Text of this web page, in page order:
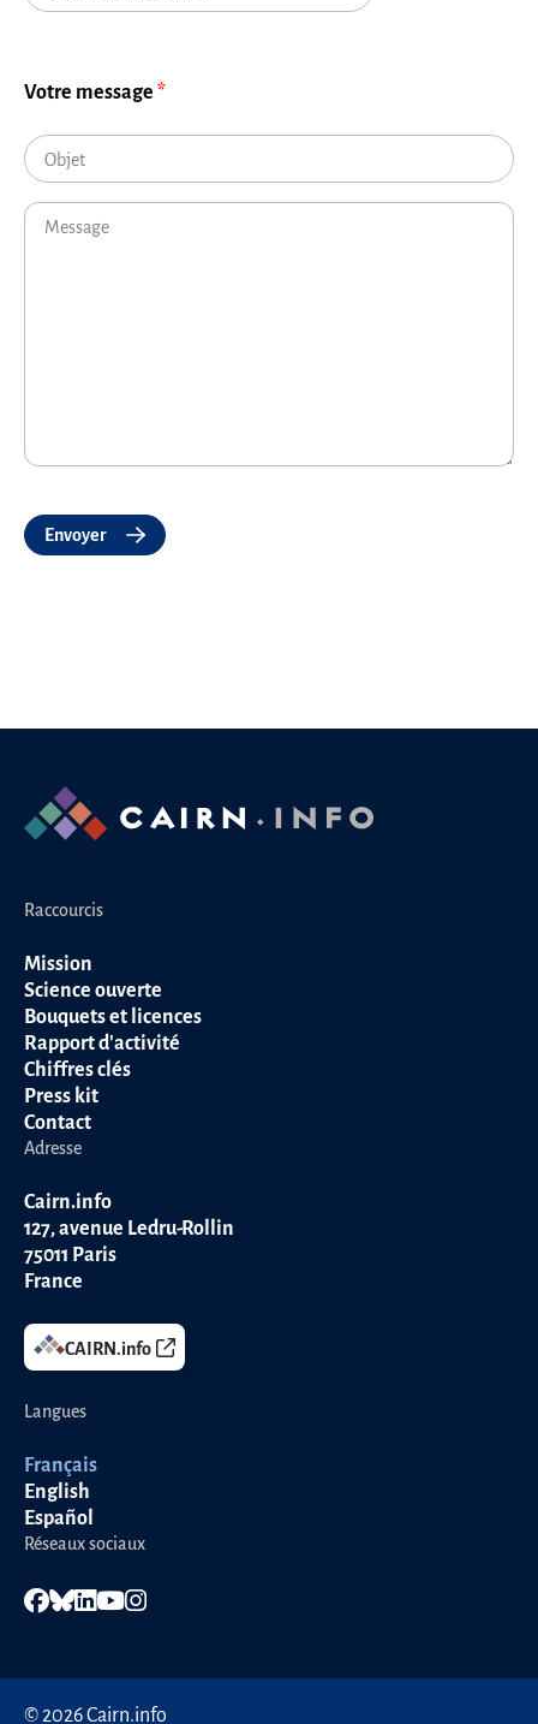
Votre message
Objet
Message
Raccourcis
Mission
Science ouverte
Bouquets et licences
Rapport d'activité
Chiffres clés
Press kit
Contact
Adresse
Cairn.info
127, avenue Ledru-Rollin
75011 Paris
France
CAIRN.info
Langues
Français
English
Español
Réseaux sociaux
© 2026 Cairn.info